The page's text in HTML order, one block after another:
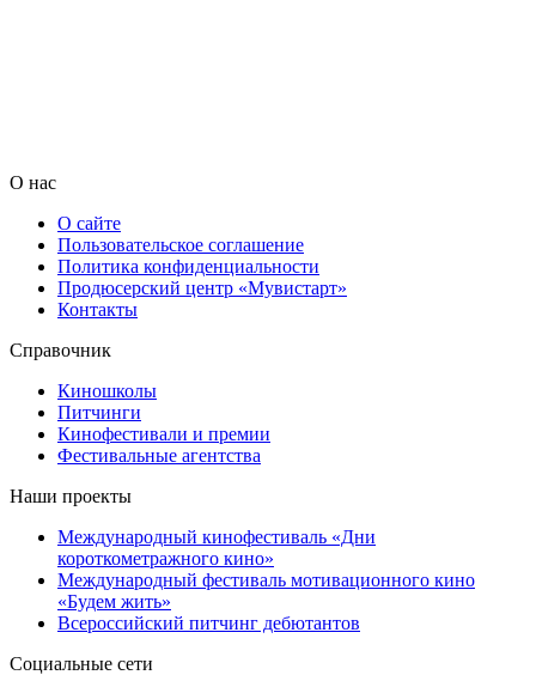
О нас
О сайте
Пользовательское соглашение
Политика конфиденциальности
Продюсерский центр «Мувистарт»
Контакты
Справочник
Киношколы
Питчинги
Кинофестивали и премии
Фестивальные агентства
Наши проекты
Международный кинофестиваль «Дни
короткометражного кино»
Международный фестиваль мотивационного кино
«Будем жить»
Всероссийский питчинг дебютантов
Социальные сети